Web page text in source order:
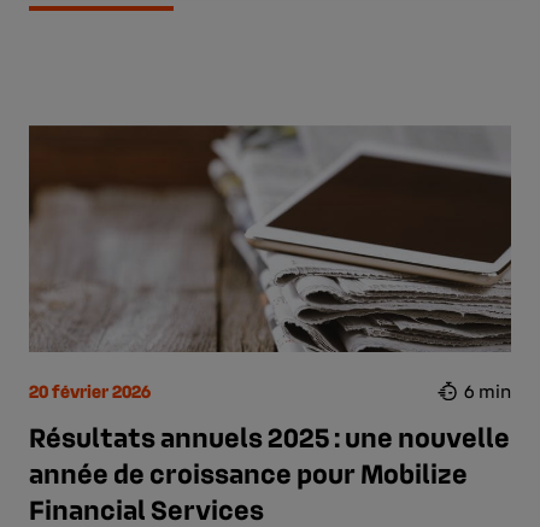
20 février 2026 6 min
Résultats annuels 2025 : une nouvelle
année de croissance pour Mobilize
Financial Services